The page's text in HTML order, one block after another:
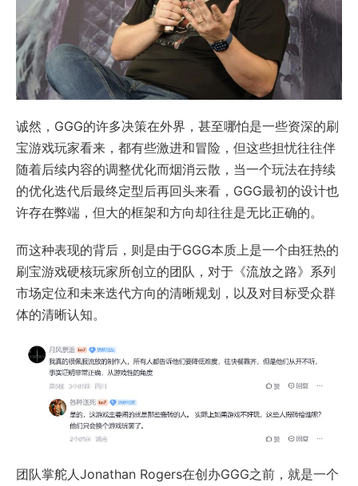
诚然，GGG的许多决策在外界，甚至哪怕是一些资深的刷
宝游戏玩家看来，都有些激进和冒险，但这些担忧往往伴
随着后续内容的调整优化而烟消云散，当一个玩法在持续
的优化迭代后最终定型后再回头来看，GGG最初的设计也
许存在弊端，但大的框架和方向却往往是无比正确的。
而这种表现的背后，则是由于GGG本质上是一个由狂热的
刷宝游戏硬核玩家所创立的团队，对于《流放之路》系列
市场定位和未来迭代方向的清晰规划，以及对目标受众群
体的清晰认知。
团队掌舵人Jonathan Rogers在创办GGG之前，就是一个